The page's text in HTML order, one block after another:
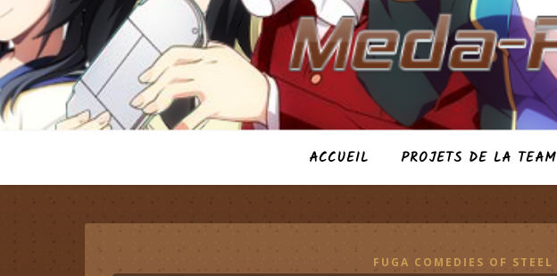
ACCUEIL PROJETS DE LA TEAM
FUGA COMEDIES OF STEEL